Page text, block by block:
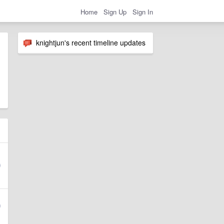
Home Sign Up Sign In
knightjun's recent timeline updates